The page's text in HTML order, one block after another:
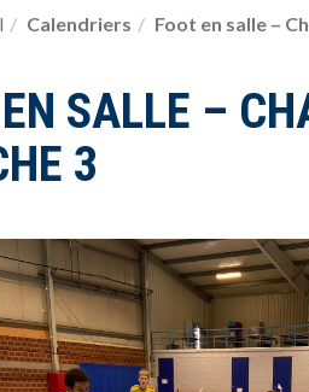
Calendriers Foot en salle –
SALLE –
3